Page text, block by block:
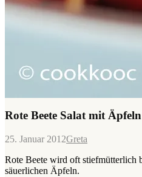
Rote Beete Salat mit Äpfeln
25. Januar 2012Greta
Rote Beete wird oft stiefmütterlich
säuerlichen Äpfeln.